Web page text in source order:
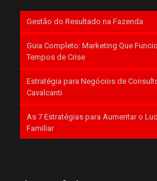
Gestão do Resultado na Fazenda
Guia Completo: Marketing Que
Tempos de Crise
Estratégia para Negócios de
Cavalcanti
As 7 Estratégias para Aumentar o
Familiar